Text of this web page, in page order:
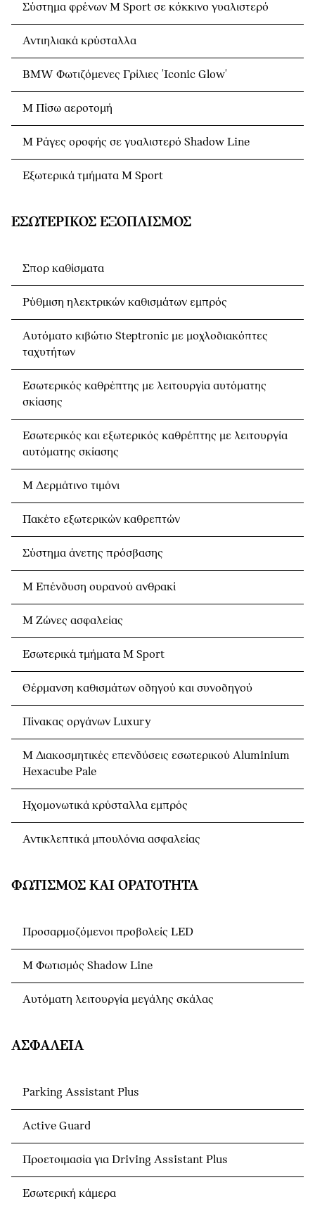
Σύστημα φρένων Μ Sport σε κόκκινο γυαλιστερό
Αντιηλιακά κρύσταλλα
BMW Φωτιζόμενες Γρίλιες 'Iconic Glow'
M Πίσω αεροτομή
M Ράγες οροφής σε γυαλιστερό Shadow Line
Εξωτερικά τμήματα M Sport
ΕΣΩΤΕΡΙΚΌΣ ΕΞΟΠΛΙΣΜΌΣ
Σπορ καθίσματα
Ρύθμιση ηλεκτρικών καθισμάτων εμπρός
Αυτόματο κιβώτιο Steptronic με μοχλοδιακόπτες
ταχυτήτων
Εσωτερικός καθρέπτης με λειτουργία αυτόματης
σκίασης
Εσωτερικός και εξωτερικός καθρέπτης με λειτουργία
αυτόματης σκίασης
Μ Δερμάτινο τιμόνι
Πακέτο εξωτερικών καθρεπτών
Σύστημα άνετης πρόσβασης
M Eπένδυση ουρανού ανθρακί
M Ζώνες ασφαλείας
Εσωτερικά τμήματα M Sport
Θέρμανση καθισμάτων οδηγού και συνοδηγού
Πίνακας οργάνων Luxury
M Διακοσμητικές επενδύσεις εσωτερικού Aluminium
Hexacube Pale
Ηχομονωτικά κρύσταλλα εμπρός
Αντικλεπτικά μπουλόνια ασφαλείας
ΦΩΤΙΣΜΌΣ ΚΑΙ ΟΡΑΤΌΤΗΤΑ
Προσαρμοζόμενοι προβολείς LED
M Φωτισμός Shadow Line
Αυτόματη λειτουργία μεγάλης σκάλας
ΑΣΦΆΛΕΙΑ
Parking Assistant Plus
Active Guard
Προετοιμασία για Driving Assistant Plus
Εσωτερική κάμερα